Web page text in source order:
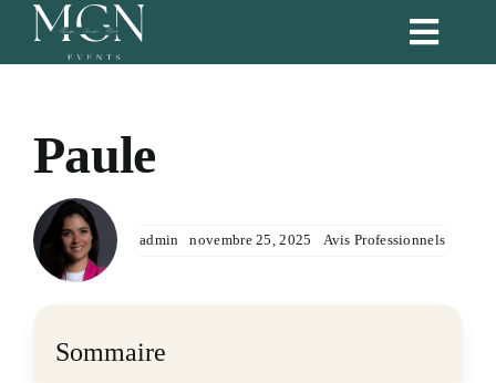
Passer
Toggle
Nos services
Formules
Paule
admin novembre 25, 2025 Avis Professionnels
Sommaire